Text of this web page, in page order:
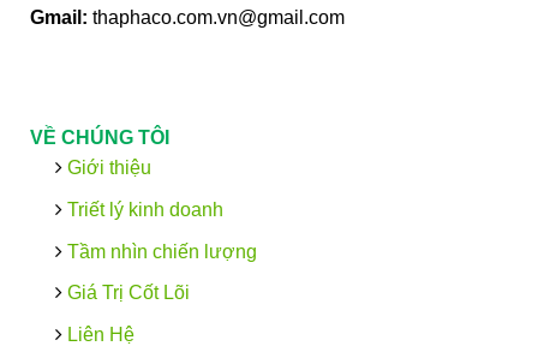
Gmail: thaphaco.com.vn@gmail.com
VỀ CHÚNG TÔI
Giới thiệu
Triết lý kinh doanh
Tầm nhìn chiến lượng
Giá Trị Cốt Lõi
Liên Hệ